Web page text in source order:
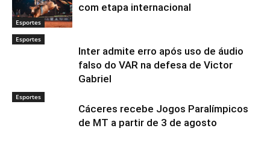
Esportes
com etapa internacional
Esportes
Inter admite erro após uso de áudio
falso do VAR na defesa de Victor
Gabriel
Esportes
Cáceres recebe Jogos Paralímpicos
de MT a partir de 3 de agosto